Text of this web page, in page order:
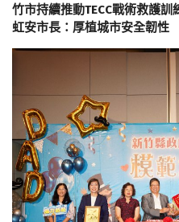
竹市持續推動TECC戰術救護
虹安市長：厚植城市安全韌性